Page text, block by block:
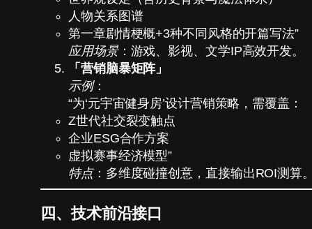
人物关系图谱
第一章剧情梗概+3种不同风格的开篇写法”
应用场景：游戏、影视、文学IP高效开发。
「营销脑暴矩阵」
示例：
“为‘元宇宙健身房’设计营销策略，需覆盖：
Z世代社交裂变触点
企业ESG合作方案
虚拟赛事经济模型”
特点：多维度碰撞创意，直接输出ROI测算
四、技术前沿接口